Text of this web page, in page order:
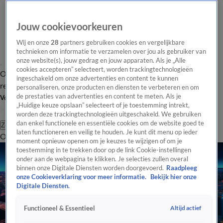
Overzicht Laatste nieuws Regionieuws Het beste van Hart
Tip de
redactie
Volg Hart van Nederland
Zoeken
OverzichtRegioUitzendingenWeerTip de redactiePanelVideo's
Jouw cookievoorkeuren
Wij en onze28 partners gebruiken cookies en vergelijkbare
technieken om informatie te verzamelen over jou als gebruiker van
onze website(s), jouw gedrag en jouw apparaten. Als je „Alle
cookies accepteren” selecteert, worden trackingtechnologieën
ingeschakeld om onze advertenties en content te kunnen
personaliseren, onze producten en diensten te verbeteren en om
de prestaties van advertenties en content te meten. Als je
„Huidige keuze opslaan” selecteert of je toestemming intrekt,
worden deze trackingtechnologieën uitgeschakeld. We gebruiken
dan enkel functionele en essentiële cookies om de website goed te
laten functioneren en veilig te houden. Je kunt dit menu op ieder
moment opnieuw openen om je keuzes te wijzigen of om je
toestemming in te trekken door op de link Cookie-instellingen
onder aan de webpagina te klikken. Je selecties zullen overal
binnen onze Digitale Diensten worden doorgevoerd. Raadpleeg
onze Cookieverklaring voor meer informatie.
Bekijk hier onze
Digitale Diensten.
Functioneel & Essentieel Altijd actief